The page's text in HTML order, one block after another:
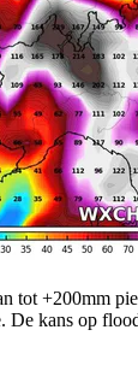
tot +200mm
De kans op